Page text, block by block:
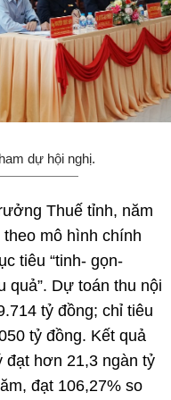
dự hội nghị.
Thuế tỉnh, năm
mô hình chính
tiêu “tinh- gọn-
quả”. Dự toán thu nội
tỷ đồng; chỉ tiêu
tỷ đồng. Kết quả
đạt hơn 21,3 ngàn tỷ
đạt 106,27% so